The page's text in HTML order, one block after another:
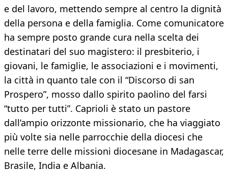
e del lavoro, mettendo sempre al centro la dignità
della persona e della famiglia. Come comunicatore
ha sempre posto grande cura nella scelta dei
destinatari del suo magistero: il presbiterio, i
giovani, le famiglie, le associazioni e i movimenti,
la città in quanto tale con il “Discorso di san
Prospero”, mosso dallo spirito paolino del farsi
“tutto per tutti”. Caprioli è stato un pastore
dall’ampio orizzonte missionario, che ha viaggiato
più volte sia nelle parrocchie della diocesi che
nelle terre delle missioni diocesane in Madagascar,
Brasile, India e Albania.